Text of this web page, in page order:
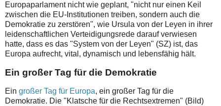
Europaparlament nicht wie geplant, "nicht nur einen Keil
zwischen die EU-Institutionen treiben, sondern auch die
Demokratie zu zerstören", wie Ursula von der Leyen in ihrer
leidenschaftlichen Verteidigungsrede darauf verwiesen
hatte, dass es das "System von der Leyen" (SZ) ist, das
Europa aufrecht, vital, dynamisch und lebensfähig hält.
Ein großer Tag für die Demokratie
Ein großer Tag für Europa, ein großer Tag für die
Demokratie. Die "Klatsche für die Rechtsextremen" (Bild)